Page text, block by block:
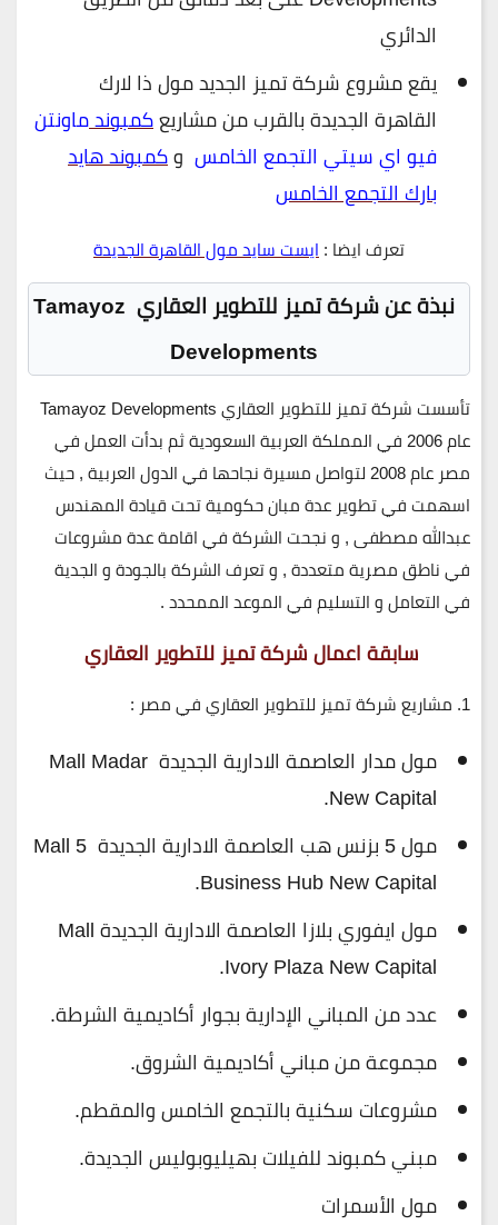
الدائري
يقع مشروع شركة تميز الجديد مول ذا لارك
القاهرة الجديدة بالقرب من مشاريعكمبوندماونتن
فيو اي سيتي التجمع الخامس وكمبوند هايد
باركالتجمعالخامس
تعرف ايضا :ايست سايد مول القاهرة الجديدة
نبذة عن شركة تميز للتطوير العقاري Tamayoz
Developments
تأسست شركة تميز للتطوير العقاري Tamayoz Developments
عام 2006 في المملكة العربية السعودية ثم بدأت العمل في
مصر عام 2008 لتواصل مسيرة نجاحها في الدول العربية , حيث
اسهمت في تطوير عدة مبان حكومية تحت قيادة المهندس
عبدالله مصطفى , و نجحت الشركة في اقامة عدة مشروعات
في ناطق مصرية متعددة , و تعرف الشركة بالجودة و الجدية
في التعامل و التسليم في الموعد الممحدد .
سابقة اعمال شركة تميز للتطوير العقاري
1. مشاريع شركة تميز للتطوير العقاري في مصر :
مول مدار العاصمة الادارية الجديدة Mall Madar
New Capital.
مول 5 بزنس هب العاصمة الادارية الجديدة Mall 5
Business Hub New Capital.
مول ايفوري بلازا العاصمة الادارية الجديدة Mall
Ivory Plaza New Capital.
عدد من المباني الإدارية بجوار أكاديمية الشرطة.
مجموعة من مباني أكاديمية الشروق.
مشروعات سكنية بالتجمع الخامس والمقطم.
مبني كمبوند للفيلات بهيليوبوليس الجديدة.
مول الأسمرات